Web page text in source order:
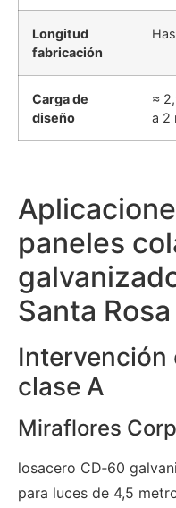
Longitud
fabricación
Carga de
diseño
≈
a 2
paneles
Santa Rosa
Intervención
clase A
Miraflores
losacero CD‑60
para luces de 4,5